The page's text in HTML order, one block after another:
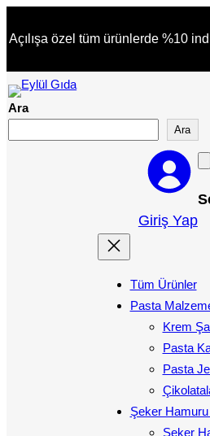
geç
Açılışa özel tüm ürünlerde %10
Ara
Ara
Giriş Yap
Tüm Ürünler
Pasta
Krem
Pasta
Pasta
Şeker
Şeker